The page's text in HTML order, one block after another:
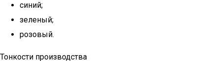
синий;
зеленый;
розовый.
Тонкости производства